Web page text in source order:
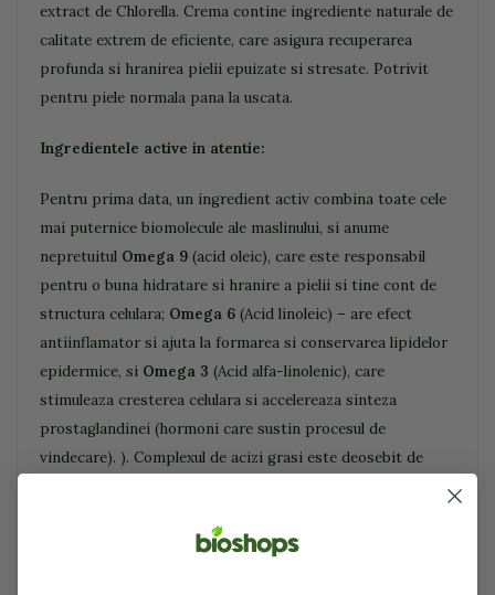
extract de Chlorella. Crema contine ingrediente naturale de
calitate extrem de eficiente, care asigura recuperarea
profunda si hranirea pielii epuizate si stresate. Potrivit
pentru piele normala pana la uscata.
Ingredientele active in atentie:
Pentru prima data, un ingredient activ combina toate cele
mai puternice biomolecule ale maslinului, si anume
nepretuitul Omega 9 (acid oleic), care este responsabil
pentru o buna hidratare si hranire a pielii si tine cont de
structura celulara; Omega 6 (Acid linoleic) – are efect
antiinflamator si ajuta la formarea si conservarea lipidelor
epidermice, si Omega 3 (Acid alfa-linolenic), care
stimuleaza cresterea celulara si accelereaza sinteza
prostaglandinei (hormoni care sustin procesul de
vindecare). ). Complexul de acizi grasi este deosebit de